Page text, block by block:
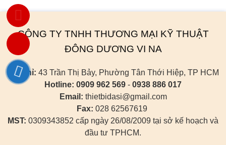
CÔNG TY TNHH THƯƠNG MẠI KỸ THUẬT
ĐÔNG DƯƠNG VI NA
Địa chỉ: 43 Trần Thị Bảy, Phường Tân Thới Hiệp, TP HCM
Hotline: 0909 962 569 - 0938 886 017
Email: thietbidasi@gmail.com
Fax: 028 62567619
MST: 0309343852 cấp ngày 26/08/2009 tại sở kế hoạch và
đầu tư TPHCM.